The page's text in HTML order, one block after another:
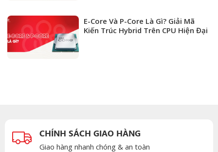
E-Core Và P-Core Là Gì? Giải Mã
Kiến Trúc Hybrid Trên CPU Hiện Đại
CHÍNH SÁCH GIAO HÀNG
Giao hàng nhanh chóng & an toàn